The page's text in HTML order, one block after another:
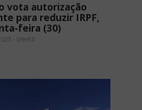
vota autorização
para reduzir IRPF,
feira (30)
- 09H50